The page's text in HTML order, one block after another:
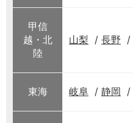
甲信
越・北
陸
山梨 長野
東海 岐阜 静岡